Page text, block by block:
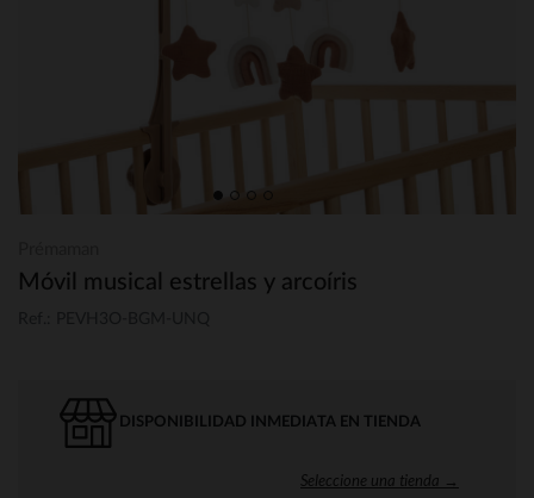
Móvil musical estrellas y arcoíris
DISPONIBILIDAD INMEDIATA EN TIENDA
Seleccione una tienda →